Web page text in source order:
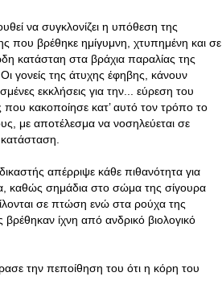
να συγκλονίζει η υπόθεση της
που βρέθηκε ημίγυμνη, χτυπημένη και σε
κατάσταη στα βράχια παραλίας της
γονείς της άτυχης έφηβης, κάνουν
εκκλήσεις για την... εύρεση του
που κακοποίησε κατ’ αυτό τον τρόπο το
με αποτέλεσμα να νοσηλεύεται σε
κατάσταση.
απέρριψε κάθε πιθανότητα για
καθώς σημάδια στο σώμα της σίγουρα
σε πτώση ενώ στα ρούχα της
βρέθηκαν ίχνη από ανδρικό βιολογικό
την πεποίθηση του ότι η κόρη του